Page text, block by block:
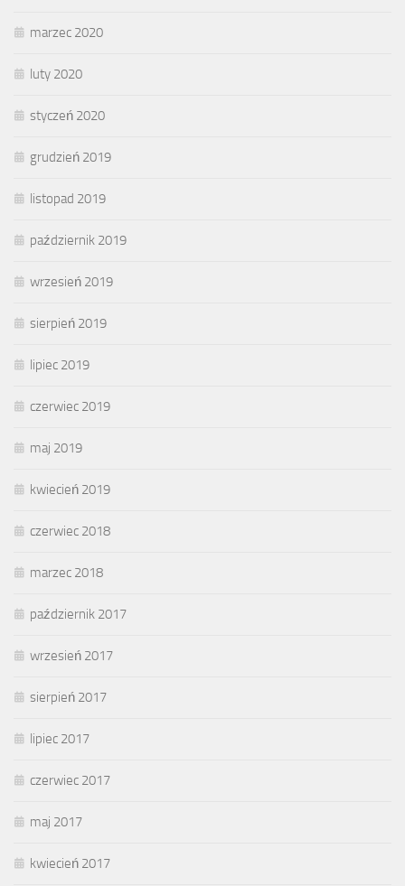
marzec 2020
luty 2020
styczeń 2020
grudzień 2019
listopad 2019
październik 2019
wrzesień 2019
sierpień 2019
lipiec 2019
czerwiec 2019
maj 2019
kwiecień 2019
czerwiec 2018
marzec 2018
październik 2017
wrzesień 2017
sierpień 2017
lipiec 2017
czerwiec 2017
maj 2017
kwiecień 2017